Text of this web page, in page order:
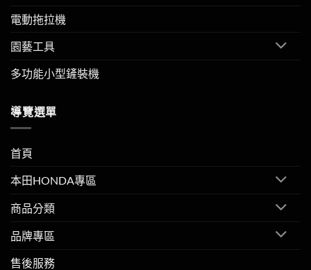
電動拖拉機
園藝工具
多功能小型鏟裝機
導覽選單
首頁
本田HONDA專區
商品分類
品牌專區
售後服務